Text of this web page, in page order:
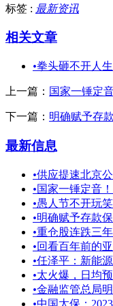
标签 : 最新资讯
相关文章
•拳头砸不开人
上一篇： 国家一锤定
下一篇： 明确赋予存
最新信息
•供应提速北京
•国家一锤定音
•愚人节不开玩
•明确赋予存款
•重仓股连跌三
•回看百年前的
•任泽平：新能
•太火爆，日均
•金融监管总局
•中国太保：